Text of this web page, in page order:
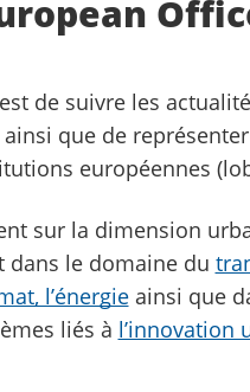
de suivre les
que de
européennes
sur la dimension
dans le domaine du
l’énergieainsi que
liés à l’innovation